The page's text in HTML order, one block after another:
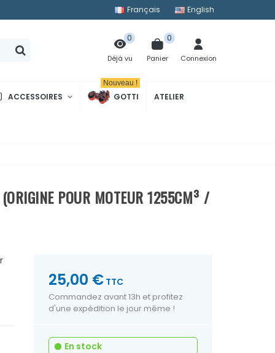
Français English
Déjà vu
0
Panier
0
Connexion
ACCESSOIRES GOTTI
Nouveau !
ATELIER
POUR MOTEUR 1255CM³ /
25,00 € TTC
Commandez avant 13h et profitez
d'une expédition le jour même !
En stock